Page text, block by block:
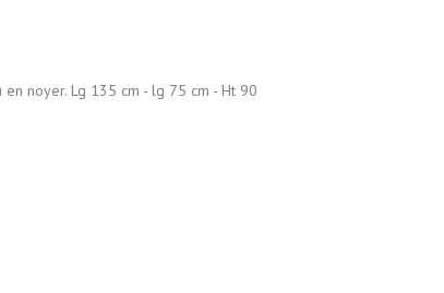
noyer. Lg 135 cm - lg 75 cm - Ht 90